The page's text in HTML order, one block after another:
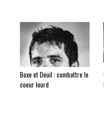
Boxe et Deuil : combattre le
coeur lourd